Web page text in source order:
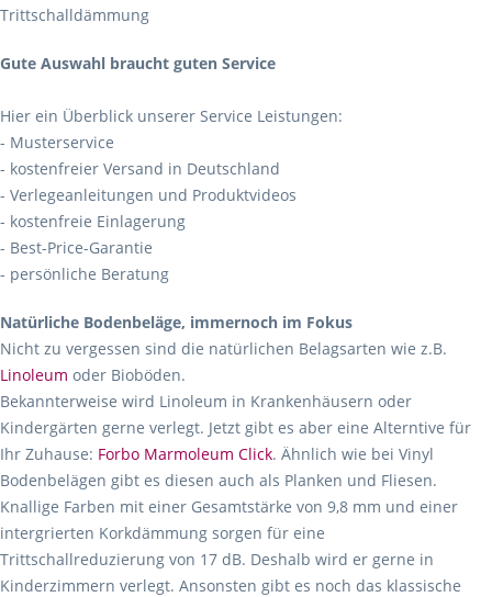
Trittschalldämmung
Gute Auswahl braucht guten Service
Hier ein Überblick unserer Service Leistungen:
- Musterservice
- kostenfreier Versand in Deutschland
- Verlegeanleitungen und Produktvideos
- kostenfreie Einlagerung
- Best-Price-Garantie
- persönliche Beratung
Natürliche Bodenbeläge, immernoch im Fokus
Nicht zu vergessen sind die natürlichen Belagsarten wie z.B.
Linoleum oder Bioböden.
Bekannterweise wird Linoleum in Krankenhäusern oder
Kindergärten gerne verlegt. Jetzt gibt es aber eine Alterntive für
Ihr Zuhause: Forbo Marmoleum Click. Ähnlich wie bei Vinyl
Bodenbelägen gibt es diesen auch als Planken und Fliesen.
Knallige Farben mit einer Gesamtstärke von 9,8 mm und einer
intergrierten Korkdämmung sorgen für eine
Trittschallreduzierung von 17 dB. Deshalb wird er gerne in
Kinderzimmern verlegt. Ansonsten gibt es noch das klassische